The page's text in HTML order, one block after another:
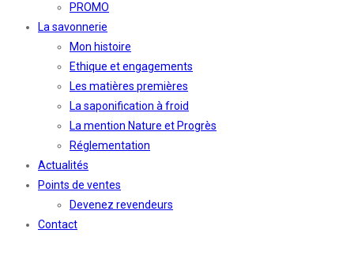
PROMO
La savonnerie
Mon histoire
Ethique et engagements
Les matières premières
La saponification à froid
La mention Nature et Progrès
Réglementation
Actualités
Points de ventes
Devenez revendeurs
Contact